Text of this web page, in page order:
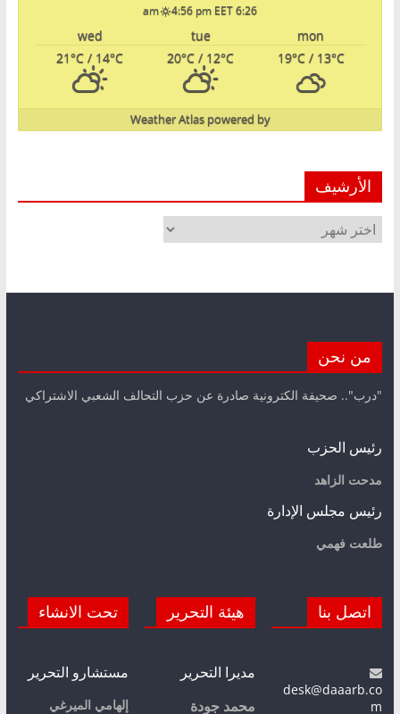
6:26 am
4:56 pm EET
mon
tue
wed
19°C/ 13°C
20°C / 12°C
21°C / 14°C
powered by
Weather Atlas
الأرشيف
الأرشيف
من نحن
"درب".. صحيفة الكترونية صادرة عن حزب التحالف الشعبي الاشتراكي
رئيس الحزب
مدحت الزاهد
رئيس مجلس الإدارة
طلعت فهمي
اتصل بنا
desk@daaarb.co
m
هيئة التحرير
مديرا التحرير
محمد جودة
تحت الانشاء
مستشارو التحرير
إلهامي الميرغي